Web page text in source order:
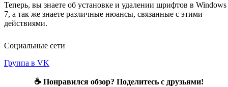
Теперь, вы знаете об установке и удалении шрифтов в Windows
7, а так же знаете различные нюансы, связанные с этими
действиями.
Социальные сети
Группа в VK
☕ Понравился обзор? Поделитесь с друзьями!